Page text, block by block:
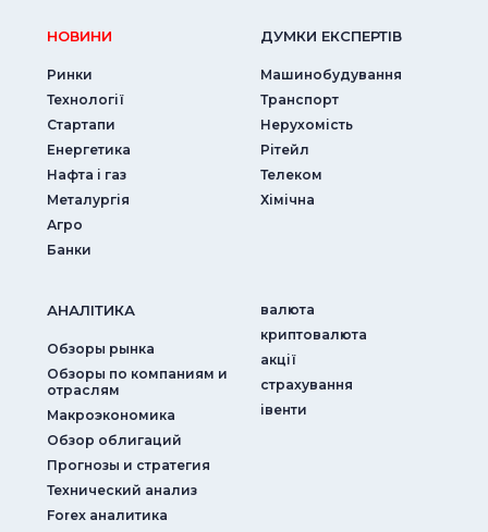
НОВИНИ
Ринки
Технології
Стартапи
Енергетика
Нафта і газ
Металургія
Агро
Банки
ДУМКИ ЕКСПЕРТIВ
Машинобудування
Транспорт
Нерухомість
Рітейл
Телеком
Хімічна
АНАЛIТИКА
Обзоры рынка
Обзоры по компаниям и
отраслям
Макроэкономика
Обзор облигаций
Прогнозы и стратегия
Технический анализ
Forex аналитика
валюта
криптовалюта
акції
страхування
iвенти